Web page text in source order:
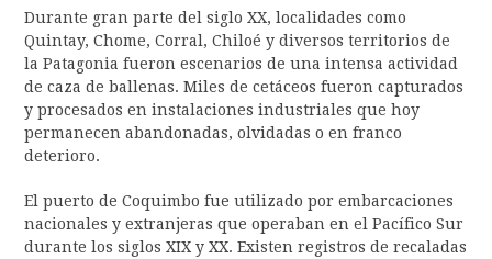
Durante gran parte del siglo XX, localidades como
Quintay, Chome, Corral, Chiloé y diversos territorios de
la Patagonia fueron escenarios de una intensa actividad
de caza de ballenas. Miles de cetáceos fueron capturados
y procesados en instalaciones industriales que hoy
permanecen abandonadas, olvidadas o en franco
deterioro.
El puerto de Coquimbo fue utilizado por embarcaciones
nacionales y extranjeras que operaban en el Pacífico Sur
durante los siglos XIX y XX. Existen registros de recaladas